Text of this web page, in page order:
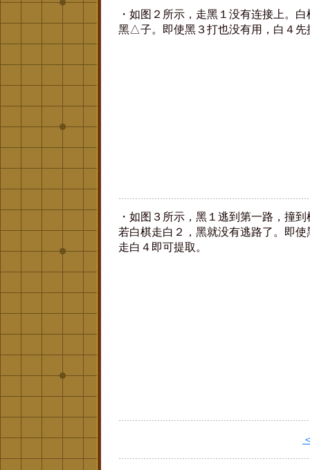
・如图２所示，走黑１没有连接上。
黑△子。即使黑３打也没有用，白４先
・如图３所示，黑１逃到第一路，撞
若白棋走白２，黑就没有逃路了。即使
走白４即可提取。